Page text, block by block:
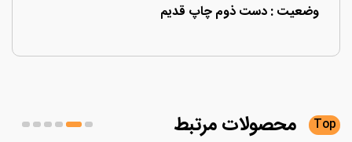
وضعیت : دست ذوم چاپ قدیم
محصولاتمرتبط